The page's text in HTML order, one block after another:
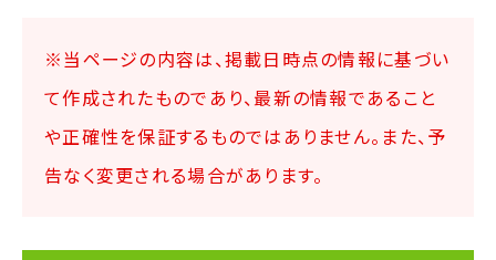
※当ページの内容は、掲載日時点の情報に基づい
て作成されたものであり、最新の情報であること
や正確性を保証するものではありません。また、予
告なく変更される場合があります。